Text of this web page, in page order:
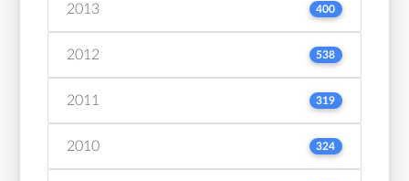
2013 400
2012 538
2011 319
2010 324